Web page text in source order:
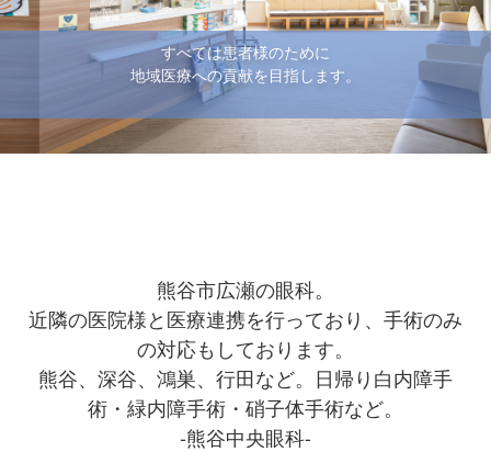
すべては患者様のために
地域医療への貢献を目指します。
熊谷市広瀬の眼科。
近隣の医院様と医療連携を行っており、手術のみ
の対応もしております。
熊谷、深谷、鴻巣、行田など。日帰り白内障手
術・緑内障手術・硝子体手術など。
-熊谷中央眼科-